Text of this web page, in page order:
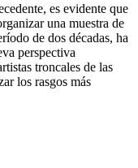
es evidente que
una muestra de
de dos décadas, ha
perspectiva
troncales de las
los rasgos más